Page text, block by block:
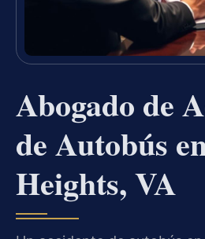
Abogado de
de Autobús
Heights, VA